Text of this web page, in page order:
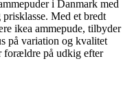
i Danmark med
Med et bredt
ikea ammepude, tilbyder
på variation og kvalitet
forældre på udkig efter